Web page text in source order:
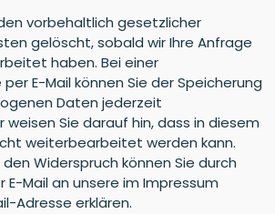
vorbehaltlich gesetzlicher
gelöscht, sobald wir Ihre Anfrage
haben. Bei einer
E-Mail können Sie der Speicherung
Daten jederzeit
weisen Sie darauf hin, dass in diesem
weiterbearbeitet werden kann.
Widerspruch können Sie durch
E-Mail an unsere im Impressum
Adresse erklären.